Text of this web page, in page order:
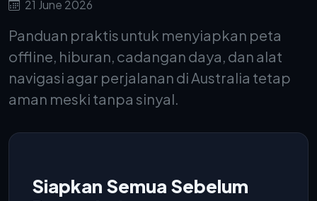
21 June 2026
Panduan praktis untuk menyiapkan peta
offline, hiburan, cadangan daya, dan alat
navigasi agar perjalanan di Australia tetap
aman meski tanpa sinyal.
Siapkan Semua Sebelum